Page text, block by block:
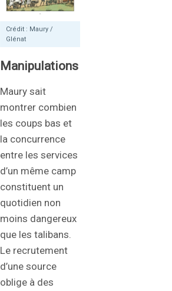
Crédit : Maury /
Glénat
Manipulations
Maury sait
montrer combien
les coups bas et
la concurrence
entre les services
d’un même camp
constituent un
quotidien non
moins dangereux
que les talibans.
Le recrutement
d’une source
oblige à des